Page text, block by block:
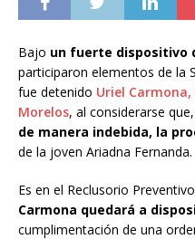
Bajo un fuerte dispositivo
participaron elementos de la
fue detenido Uriel
Morelos, al considerarse que,
de manera indebida, la
de la joven Ariadna Fernanda.
Es en el Reclusorio
Carmona quedará a
cumplimentación de una